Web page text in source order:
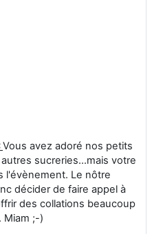
Vous avez adoré nos petits
sucreries...mais votre
l'évènement. Le nôtre
décider de faire appel à
des collations beaucoup
Miam ;-)